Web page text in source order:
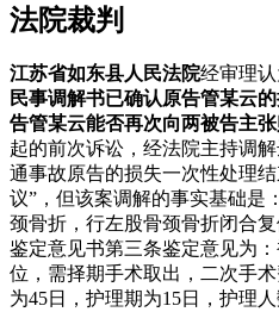
法院裁判
江苏省如东县人民法院经审理认
民事调解书已确认原告管某云
告管某云能否再次向两被告主张
起的前次诉讼，经法院主持调
通事故原告的损失一次性处理
议”，但该案调解的事实基础是
颈骨折，行左股骨颈骨折闭合
鉴定意见书第三条鉴定意见为
位，需择期手术取出，二次手
为45日，护理期为15日，护理